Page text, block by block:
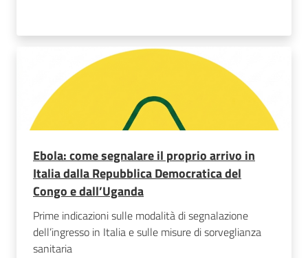
Ebola: come segnalare il proprio arrivo in
Italia dalla Repubblica Democratica del
Congo e dall’Uganda
Prime indicazioni sulle modalità di segnalazione
dell’ingresso in Italia e sulle misure di sorveglianza
sanitaria